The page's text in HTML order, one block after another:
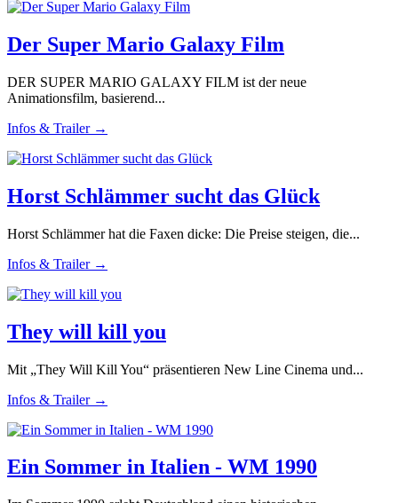
Der Super Mario Galaxy Film
DER SUPER MARIO GALAXY FILM ist der neue
Animationsfilm, basierend...
Infos & Trailer →
Horst Schlämmer sucht das Glück
Horst Schlämmer hat die Faxen dicke: Die Preise steigen, die...
Infos & Trailer →
They will kill you
Mit „They Will Kill You“ präsentieren New Line Cinema und...
Infos & Trailer →
Ein Sommer in Italien - WM 1990